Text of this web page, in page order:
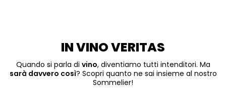
IN VINO VERITAS
Quando si parla di vino, diventiamo tutti intenditori. Ma
sarà davvero così? Scopri quanto ne sai insieme al nostro
Sommelier!